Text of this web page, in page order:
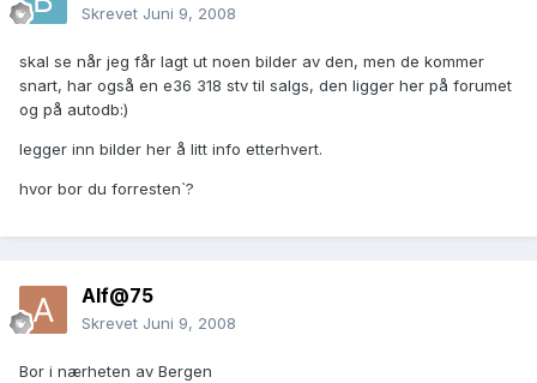
Skrevet Juni 9, 2008
skal se når jeg får lagt ut noen bilder av den, men de kommer
snart, har også en e36 318 stv til salgs, den ligger her på forumet
og på autodb:)
legger inn bilder her å litt info etterhvert.
hvor bor du forresten`?
Alf@75
Skrevet Juni 9, 2008
Bor i nærheten av Bergen